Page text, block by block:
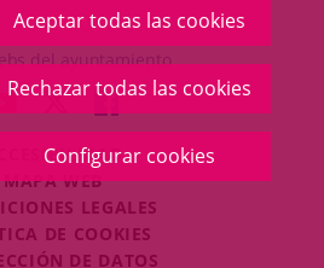
Aceptar todas las cookies
Rechazar todas las cookies
Configurar cookies
en
una
ventana
nueva.
aplicación
externa.
del ayuntamiento
ENLACE
A
UNA
APLICACIÓN
EXTERNA.
ENLACE
A
UNA
APLICACIÓN
EXTERNA.
ENLACE
A
UNA
EXTERNA.
MAPA WEB
LEGALES
DE COOKIES
DE DATOS